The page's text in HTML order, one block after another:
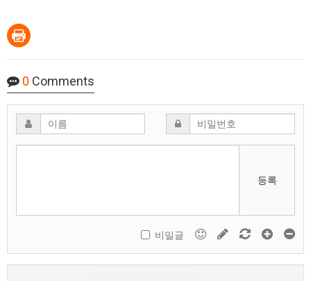
0 Comments
등록
비밀글